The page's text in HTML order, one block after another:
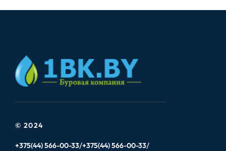
© 2024
+375(44) 566-00-33 +375(44) 566-00-33